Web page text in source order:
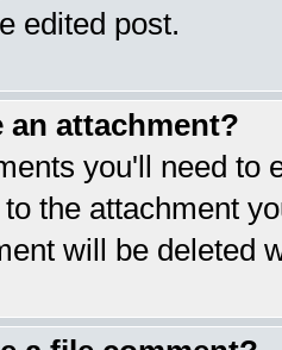
edited post.
an attachment?
you'll need
the attachment
will be deleted